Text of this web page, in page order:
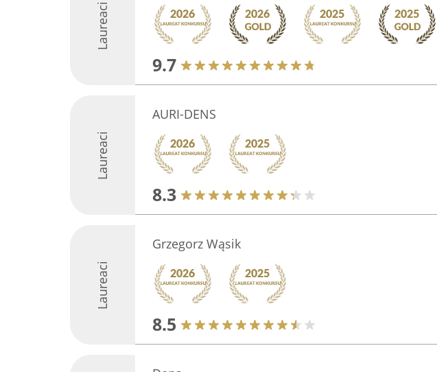
Laureaci
9.7
Laureaci
AURI-DENS
8.3
Laureaci
Grzegorz Wąsik
8.5